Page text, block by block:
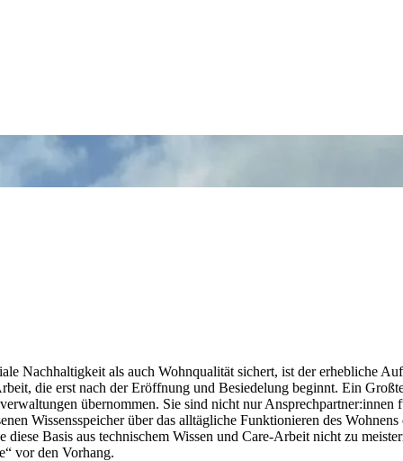
Nachhaltigkeit als auch Wohnqualität sichert, ist der erhebliche
die erst nach der Eröffnung und Besiedelung beginnt. Ein
übernommen. Sie sind nicht nur Ansprechpartner:innen
Wissensspeicher über das alltägliche Funktionieren des Wohnens
Basis aus technischem Wissen und Care-Arbeit nicht zu
vor den Vorhang.